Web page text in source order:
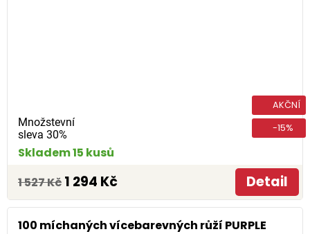
Množstevní
sleva 30%
AKČNÍ
-15%
Skladem 15 kusů
1 527 Kč 1 294 Kč Detail
100 míchaných vícebarevných růží PURPLE